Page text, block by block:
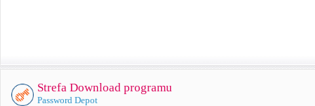
Strefa Download programu
Password Depot